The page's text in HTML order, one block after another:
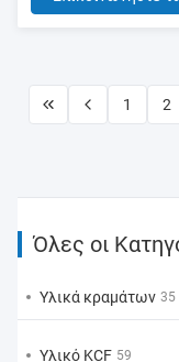
1 2
Όλες οι
Υλικά κραμάτων 35
Υλικό KCF 59